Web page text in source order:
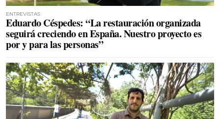
ENTREVISTAS
Eduardo Céspedes: “La restauración organizada
seguirá creciendo en España. Nuestro proyecto es
por y para las personas”